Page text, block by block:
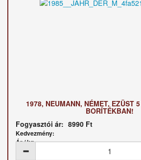
1978, NEUMANN, NÉMET, EZÜST
BORÍTÉKBAN!
Fogyasztói ár: 8990 Ft
Kedvezmény:
Ár / kg: